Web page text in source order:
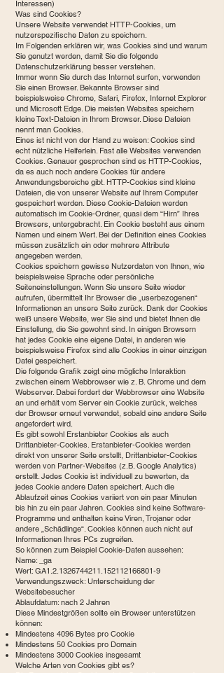
Interessen)
Was sind Cookies?
Unsere Website verwendet HTTP-Cookies, um
nutzerspezifische Daten zu speichern.
Im Folgenden erklären wir, was Cookies sind und warum
Sie genutzt werden, damit Sie die folgende
Datenschutzerklärung besser verstehen.
Immer wenn Sie durch das Internet surfen, verwenden
Sie einen Browser. Bekannte Browser sind
beispielsweise Chrome, Safari, Firefox, Internet Explorer
und Microsoft Edge. Die meisten Websites speichern
kleine Text-Dateien in Ihrem Browser. Diese Dateien
nennt man Cookies.
Eines ist nicht von der Hand zu weisen: Cookies sind
echt nützliche Helferlein. Fast alle Websites verwenden
Cookies. Genauer gesprochen sind es HTTP-Cookies,
da es auch noch andere Cookies für andere
Anwendungsbereiche gibt. HTTP-Cookies sind kleine
Dateien, die von unserer Website auf Ihrem Computer
gespeichert werden. Diese Cookie-Dateien werden
automatisch im Cookie-Ordner, quasi dem “Hirn” Ihres
Browsers, untergebracht. Ein Cookie besteht aus einem
Namen und einem Wert. Bei der Definition eines Cookies
müssen zusätzlich ein oder mehrere Attribute
angegeben werden.
Cookies speichern gewisse Nutzerdaten von Ihnen, wie
beispielsweise Sprache oder persönliche
Seiteneinstellungen. Wenn Sie unsere Seite wieder
aufrufen, übermittelt Ihr Browser die „userbezogenen“
Informationen an unsere Seite zurück. Dank der Cookies
weiß unsere Website, wer Sie sind und bietet Ihnen die
Einstellung, die Sie gewohnt sind. In einigen Browsern
hat jedes Cookie eine eigene Datei, in anderen wie
beispielsweise Firefox sind alle Cookies in einer einzigen
Datei gespeichert.
Die folgende Grafik zeigt eine mögliche Interaktion
zwischen einem Webbrowser wie z. B. Chrome und dem
Webserver. Dabei fordert der Webbrowser eine Website
an und erhält vom Server ein Cookie zurück, welches
der Browser erneut verwendet, sobald eine andere Seite
angefordert wird.
Es gibt sowohl Erstanbieter Cookies als auch
Drittanbieter-Cookies. Erstanbieter-Cookies werden
direkt von unserer Seite erstellt, Drittanbieter-Cookies
werden von Partner-Websites (z.B. Google Analytics)
erstellt. Jedes Cookie ist individuell zu bewerten, da
jedes Cookie andere Daten speichert. Auch die
Ablaufzeit eines Cookies variiert von ein paar Minuten
bis hin zu ein paar Jahren. Cookies sind keine Software-
Programme und enthalten keine Viren, Trojaner oder
andere „Schädlinge“. Cookies können auch nicht auf
Informationen Ihres PCs zugreifen.
So können zum Beispiel Cookie-Daten aussehen:
Name: _ga
Wert: GA1.2.1326744211.152112166801-9
Verwendungszweck: Unterscheidung der
Websitebesucher
Ablaufdatum: nach 2 Jahren
Diese Mindestgrößen sollte ein Browser unterstützen
können:
Mindestens 4096 Bytes pro Cookie
Mindestens 50 Cookies pro Domain
Mindestens 3000 Cookies insgesamt
Welche Arten von Cookies gibt es?